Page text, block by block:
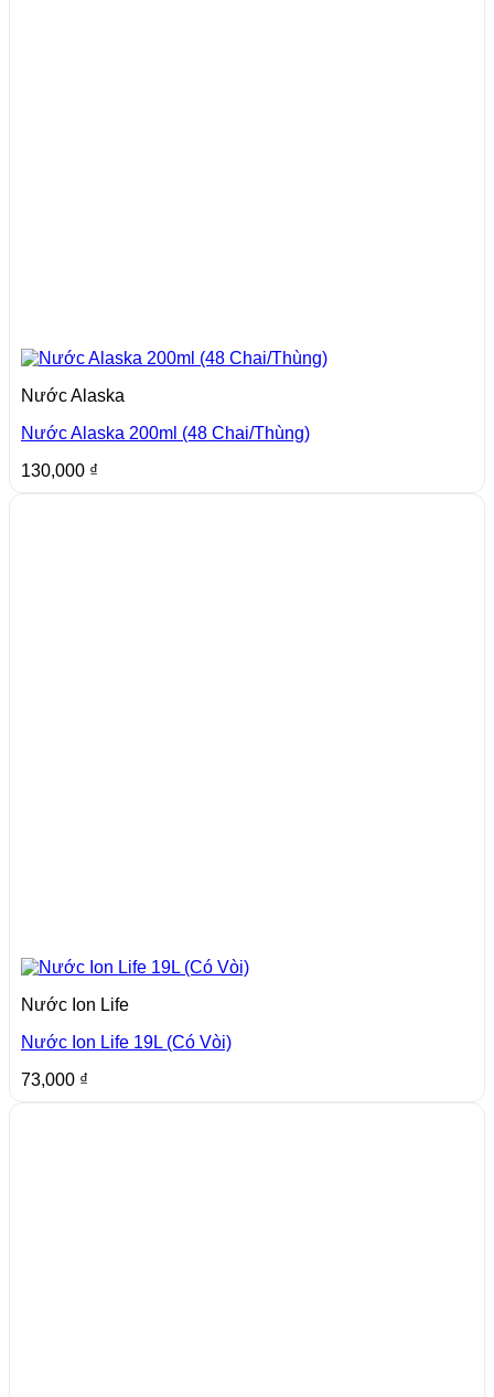
Nước Alaska
Nước Alaska 200ml (48 Chai/Thùng)
130,000 ₫
Nước Ion Life
Nước Ion Life 19L (Có Vòi)
73,000 ₫